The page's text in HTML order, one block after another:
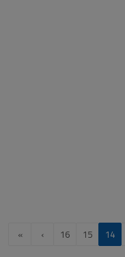
14
15
16
›
»